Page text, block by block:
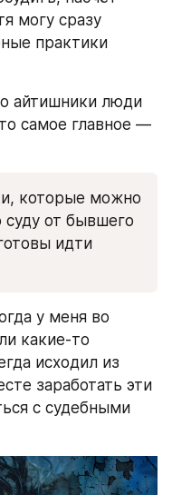
могу сразу
практики
айтишники люди
самое главное —
которые можно
суду от бывшего
идти
у меня во
какие-то
исходил из
заработать эти
c судебными